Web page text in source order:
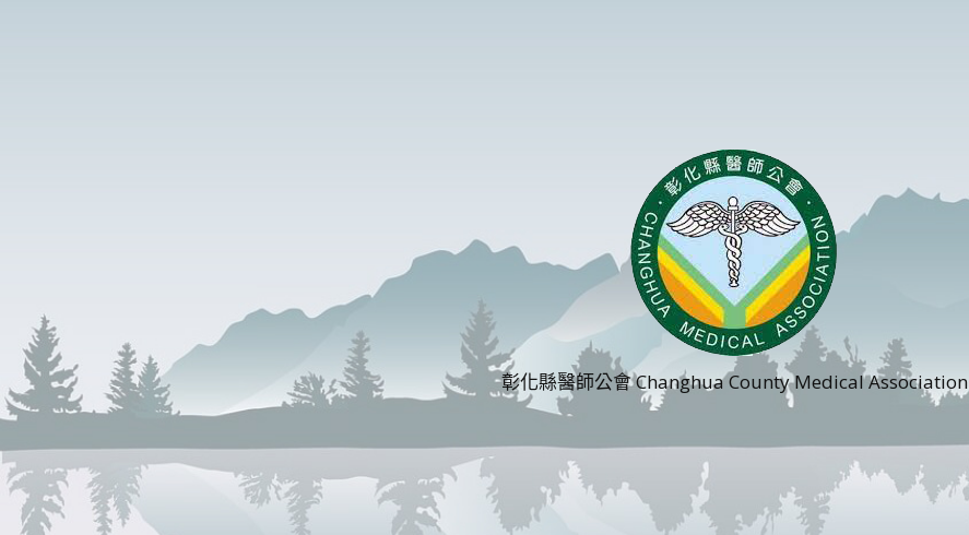
彰化縣醫師公會 Changhua County Medical Association